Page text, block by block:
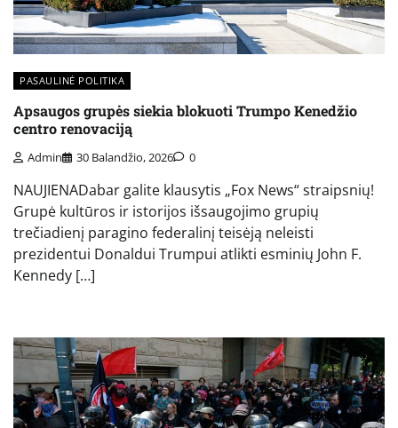
PASAULINĖ POLITIKA
Apsaugos grupės siekia blokuoti Trumpo Kenedžio
centro renovaciją
Admin 30 Balandžio, 2026 0
NAUJIENADabar galite klausytis „Fox News“ straipsnių!
Grupė kultūros ir istorijos išsaugojimo grupių
trečiadienį paragino federalinį teisėją neleisti
prezidentui Donaldui Trumpui atlikti esminių John F.
Kennedy […]